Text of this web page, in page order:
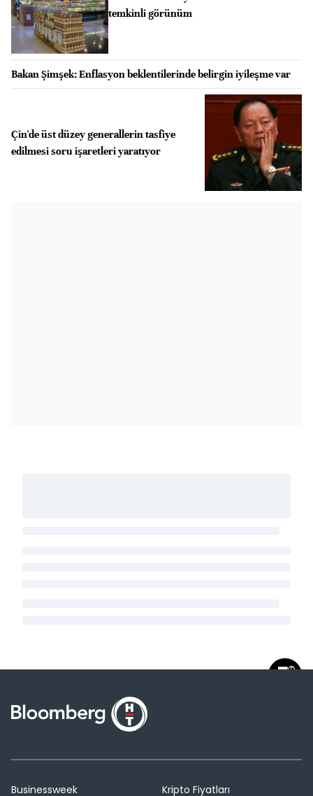
temkinli görünüm
Bakan Şimşek: Enflasyon beklentilerinde belirgin iyileşme var
Çin'de üst düzey generallerin tasfiye
edilmesi soru işaretleri yaratıyor
Businessweek
Kripto Fiyatları